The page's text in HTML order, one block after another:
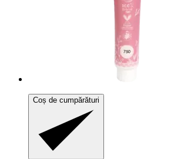
Coș de cumpărături